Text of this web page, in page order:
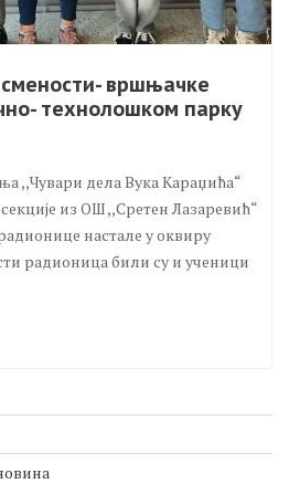
вршњачке
технолошком парку
,,Чувари дела Вука Караџића“
из ОШ ,,Сретен Лазаревић“
настале у оквиру
радионица били су и ученици